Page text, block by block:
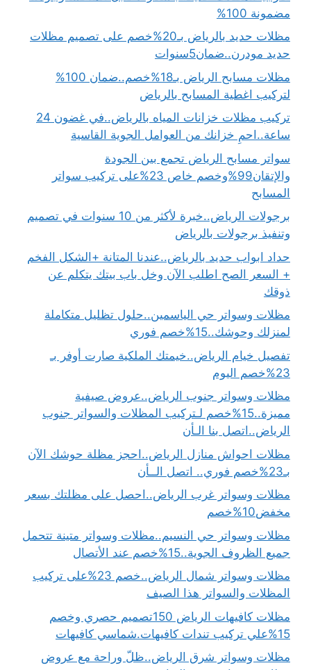
مضمونة 100%
مظلات حديد بالرياض بـ20%خصم على تصميم مظلات
حديد مودرن..ضمان5سنوات
مظلات مسابح الرياض بـ18%خصم..ضمان 100%
لتركيب اغطية المسابح بالرياض
تركيب مظلات خزانات المياه بالرياض..في غضون 24
ساعة..احمِ خزانك من العوامل الجوية القاسية
سواتر مسابح الرياض تجمع بين الجودة
والإتقان99%وخصم خاص 23%على تركيب سواتر
المسابح
برجولات الرياض..خبرة لأكثر من 10 سنوات في تصميم
وتنفيذ برجولات بالرياض
حداد ابواب حديد بالرياض..عندنا المتانة +الشكل الفخم
+ السعر الصح اطلب الآن وخل باب بيتك يتكلم عن
ذوقك
مظلات وسواتر حي الياسمين..حلول تظليل متكاملة
لمنزلك وحوشك..15%خصم فوري
تفصيل خيام الرياض..خيمتك الملكية صارت أوفر بـ
23%خصم اليوم
مظلات وسواتر جنوب الرياض..عروض صيفية
مميزة..15%خصم لـتركيب المظلات والسواتر جنوب
الرياض..اتصل بنا الـأن
مظلات احواش منازل الرياض..احجز مظلة حوشك الآن
بـ23%خصم فوري.. اتصل الــأن
مظلات وسواتر غرب الرياض..احصل على مظلتك بسعر
مخفض10%خصم
مظلات وسواتر حي النسيم..مظلات وسواتر متينة تتحمل
جميع الظروف الجوية..15%خصم عند الأتصال
مظلات وسواتر شمال الرياض..خصم 23%على تركيب
المظلات والسواتر هذا الصيف
مظلات كافيهات الرياض 150تصميم حصري وخصم
15%علي تركيب تندات كافيهات.شماسي كافيهات
مظلات وسواتر شرق الرياض..ظلّ وراحة مع عروض